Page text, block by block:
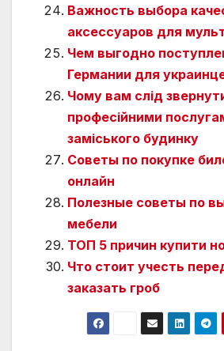
Важность выбора
аксессуаров для
Чем выгодно
Германии для
Чому вам слід
професійними
заміського будинку
Советы по покупке
онлайн
Полезные советы по
мебели
ТОП 5 причин купити
Что стоит учесть
заказать гроб